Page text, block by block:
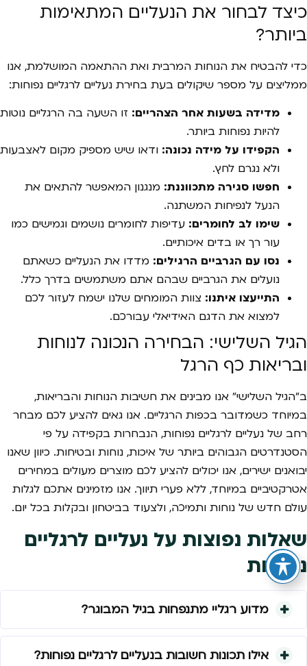
כיצד לבחור את הנעליים המתאימות
ביותר?
כדי להבטיח את הנוחות המרבית ואת ההתאמה המושלמת, אנו
ממליצים על מספר שיקולים בעת בחירת נעליים לרגליים נפוחות:
מדידה בשעות אחר הצהריים: זו השעה בה הרגליים נוטות
להיות נפוחות ביותר.
הקפידו על מידה נכונה: ודאו שיש מספיק מקום לאצבעות
ולא נגרם לחץ.
חפשו סגירה מתכווננת: מנגנון המאפשר להתאים את
הנעל לנפיחות המשתנה.
שימו לב לחומרים: עדיפות לחומרים נושמים וגמישים כמו
עור רך או בדים איכותיים.
נסו עם הגרביים הרגילים: מדדו את הנעליים כשאתם
נועלים את הגרביים שבהם אתם משתמשים בדרך כלל.
התייעצו איתנו: צוות המומחים שלנו ישמח לעזור לכם
למצוא את הדגם האידיאלי עבורכם.
הגיל השלישי: הבחירה הנכונה לנוחות
ובריאות כף הרגל
ב"הגיל השלישי" אנו מבינים את חשיבות הנוחות והבריאות,
במיוחד כשמדובר בכפות הרגליים. אנו גאים להציע לכם מבחר
רחב של נעליים לרגליים נפוחות, הנבחרות בקפידה על פי
הסטנדרטים הגבוהים ביותר של איכות, נוחות ובטיחות. כיוון שאנו
יבואנים ישירים, אנו יכולים להציע לכם מוצרים מעולים במחירים
אטרקטיביים במיוחד, ללא פערי תיווך. אנו מזמינים אתכם לגלות
עולם חדש של נוחות ותמיכה, ולצעוד בביטחון ובקלות בכל יום.
שאלות נפוצות על נעליים לרגליים
נפוחות
מדוע רגליי מתנפחות בגיל המבוגר?
אילו תכונות חשובות בנעליים לרגליים נפוחות?